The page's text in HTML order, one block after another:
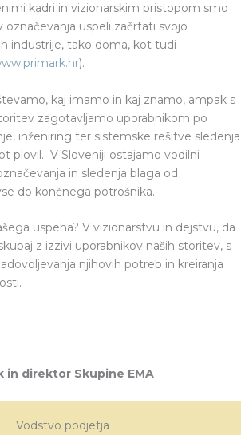
kadri in vizionarskim pristopom smo
označevanja uspeli začrtati svojo
industrije, tako doma, kot tudi
).
kaj imamo in kaj znamo, ampak s
zagotavljamo uporabnikom po
inženiring ter sistemske rešitve sledenja
plovil. V Sloveniji ostajamo vodilni
in sledenja blaga od
do končnega potrošnika.
uspeha? V vizionarstvu in dejstvu, da
z izzivi uporabnikov naših storitev, s
njihovih potreb in kreiranja
in direktor Skupine EMA
Vodstvo podjetja